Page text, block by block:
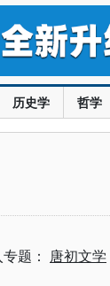
历史学 哲学
题： 唐初文学